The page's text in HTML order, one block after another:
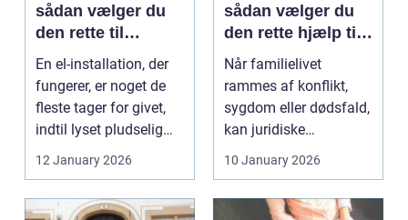
sådan vælger du
den rette til
opgaven
En el-installation, der
fungerer, er noget de
fleste tager for givet,
indtil lyset pludselig
går, el...
12 January 2026
sådan vælger du
den rette hjælp til
familien
Når familielivet
rammes af konflikt,
sygdom eller dødsfald,
kan juridiske
spørgsmål hurtigt
vokse si...
10 January 2026